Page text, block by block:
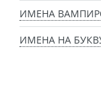
ИМЕНА
ИМЕНА НА